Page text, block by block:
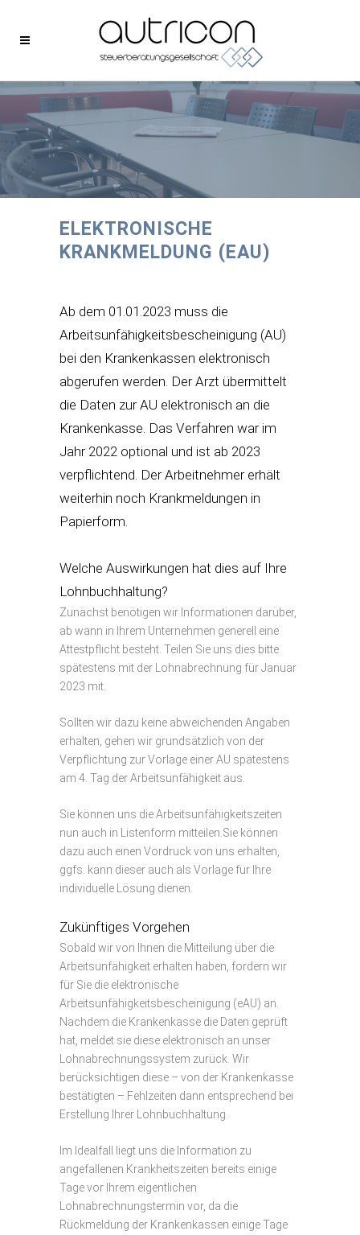
ELEKTRONISCHE
KRANKMELDUNG (EAU)
Ab dem 01.01.2023 muss die
Arbeitsunfähigkeitsbescheinigung (AU)
bei den Krankenkassen elektronisch
abgerufen werden. Der Arzt übermittelt
die Daten zur AU elektronisch an die
Krankenkasse. Das Verfahren war im
Jahr 2022 optional und ist ab 2023
verpflichtend. Der Arbeitnehmer erhält
weiterhin noch Krankmeldungen in
Papierform.
Welche Auswirkungen hat dies auf Ihre
Lohnbuchhaltung?
Zunächst benötigen wir Informationen darüber,
ab wann in Ihrem Unternehmen generell eine
Attestpflicht besteht. Teilen Sie uns dies bitte
spätestens mit der Lohnabrechnung für Januar
2023 mit.
Sollten wir dazu keine abweichenden Angaben
erhalten, gehen wir grundsätzlich von der
Verpflichtung zur Vorlage einer AU spätestens
am 4. Tag der Arbeitsunfähigkeit aus.
Sie können uns die Arbeitsunfähigkeitszeiten
nun auch in Listenform mitteilen.Sie können
dazu auch einen Vordruck von uns erhalten,
ggfs. kann dieser auch als Vorlage für Ihre
individuelle Lösung dienen.
Zukünftiges Vorgehen
Sobald wir von Ihnen die Mitteilung über die
Arbeitsunfähigkeit erhalten haben, fordern wir
für Sie die elektronische
Arbeitsunfähigkeitsbescheinigung (eAU) an.
Nachdem die Krankenkasse die Daten geprüft
hat, meldet sie diese elektronisch an unser
Lohnabrechnungssystem zurück. Wir
berücksichtigen diese – von der Krankenkasse
bestätigten – Fehlzeiten dann entsprechend bei
Erstellung Ihrer Lohnbuchhaltung.
Im Idealfall liegt uns die Information zu
angefallenen Krankheitszeiten bereits einige
Tage vor Ihrem eigentlichen
Lohnabrechnungstermin vor, da die
Rückmeldung der Krankenkassen einige Tage